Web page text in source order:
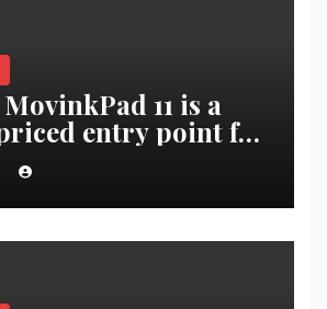
MovinkPad 11 is a
entry point for
| VseTime.ru